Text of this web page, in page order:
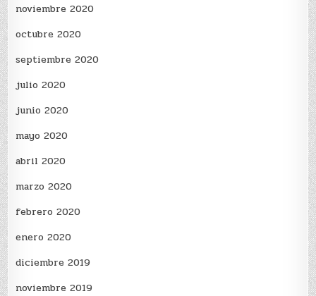
noviembre 2020
octubre 2020
septiembre 2020
julio 2020
junio 2020
mayo 2020
abril 2020
marzo 2020
febrero 2020
enero 2020
diciembre 2019
noviembre 2019